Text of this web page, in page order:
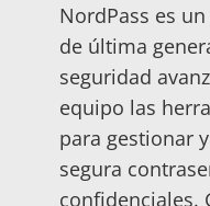
NordPass es un
de última
seguridad
equipo las
para gestionar
segura
confidenciales.